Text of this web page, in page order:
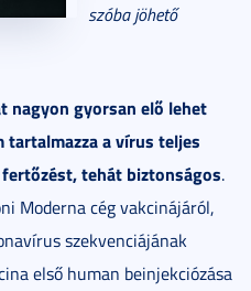
szóba jöhető
nagyon gyorsan elő lehet
tartalmazza a vírus teljes
tehát biztonságos.
Moderna cég vakcinájáról,
szekvenciájának
első human beinjekciózása